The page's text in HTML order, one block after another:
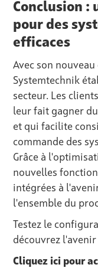
Conclusion :
pour des
efficaces
Avec son
Systemtechnik
secteur. Les
leur fait gagner
et qui facilite
commande des
Grâce à
nouvelles
intégrées à
l'ensemble du
Testez le
découvrez
Cliquez ici pour